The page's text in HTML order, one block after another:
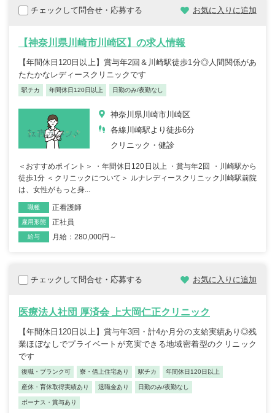
チェックして問合せ・応募する お気に入りに追加
【神奈川県川崎市川崎区】の求人情報
【年間休日120日以上】賞与年2回＆川崎駅徒歩1分◎人間関係があ
たたかなレディースクリニックです
駅チカ 年間休日120日以上 日勤のみ/夜勤なし
神奈川県川崎市川崎区
各線川崎駅より徒歩6分
クリニック・健診
＜おすすめポイント＞ ・年間休日120日以上 ・賞与年2回 ・川崎駅から
徒歩1分 ＜クリニックについて＞ ルナレディースクリニック川崎駅前院
は、女性がもっと身...
職種 正看護師
雇用形態 正社員
給与 月給：280,000円～
チェックして問合せ・応募する お気に入りに追加
医療法人社団 厚済会 上大岡仁正クリニック
【年間休日120日以上】賞与年3回・計4か月分の支給実績あり◎残
業ほぼなしでプライベートが充実できる地域密着型のクリニック
です
復職・ブランク可 寮・借上住宅あり 駅チカ 年間休日120日以上
産休・育休取得実績あり 退職金あり 日勤のみ/夜勤なし
ボーナス・賞与あり